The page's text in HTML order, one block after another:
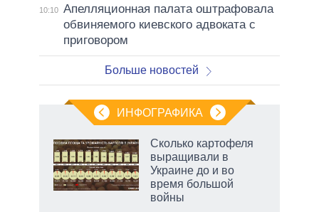
10:10 Апелляционная палата оштрафовала
обвиняемого киевского адвоката с
приговором
Больше новостей
ИНФОГРАФИКА
Сколько картофеля
выращивали в
Украине до и во
время большой
войны